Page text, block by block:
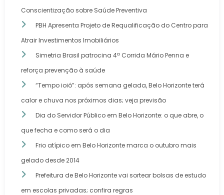
Conscientização sobre Saúde Preventiva
PBH Apresenta Projeto de Requalificação do Centro para
Atrair Investimentos Imobiliários
Simetria Brasil patrocina 4ª Corrida Mário Penna e
reforça prevenção à saúde
“Tempo ioiô”: após semana gelada, Belo Horizonte terá
calor e chuva nos próximos dias; veja previsão
Dia do Servidor Público em Belo Horizonte: o que abre, o
que fecha e como será o dia
Frio atípico em Belo Horizonte marca o outubro mais
gelado desde 2014
Prefeitura de Belo Horizonte vai sortear bolsas de estudo
em escolas privadas; confira regras